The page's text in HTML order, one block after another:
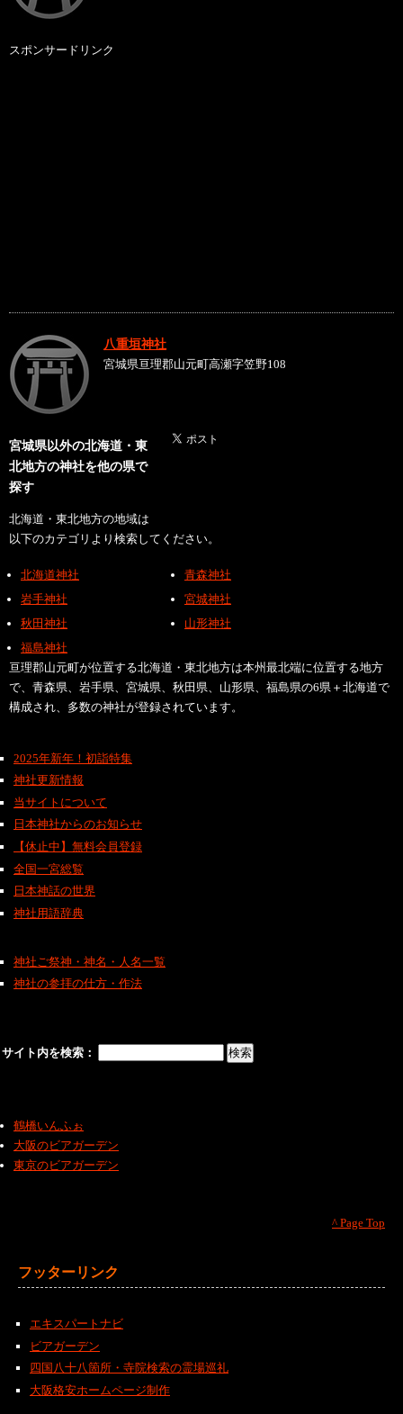
スポンサードリンク
八重垣神社
宮城県亘理郡山元町高瀬字笠野108
宮城県以外の北海道・東
北地方の神社を他の県で
探す
北海道・東北地方の地域は
以下のカテゴリより検索してください。
北海道神社
青森神社
岩手神社
宮城神社
秋田神社
山形神社
福島神社
亘理郡山元町が位置する北海道・東北地方は本州最北端に位置する地方
で、青森県、岩手県、宮城県、秋田県、山形県、福島県の6県＋北海道で
構成され、多数の神社が登録されています。
2025年新年！初詣特集
神社更新情報
当サイトについて
日本神社からのお知らせ
【休止中】無料会員登録
全国一宮総覧
日本神話の世界
神社用語辞典
神社ご祭神・神名・人名一覧
神社の参拝の仕方・作法
サイト内を検索：
鶴橋いんふぉ
大阪のビアガーデン
東京のビアガーデン
^ Page Top
フッターリンク
エキスパートナビ
ビアガーデン
四国八十八箇所・寺院検索の霊場巡礼
大阪格安ホームページ制作